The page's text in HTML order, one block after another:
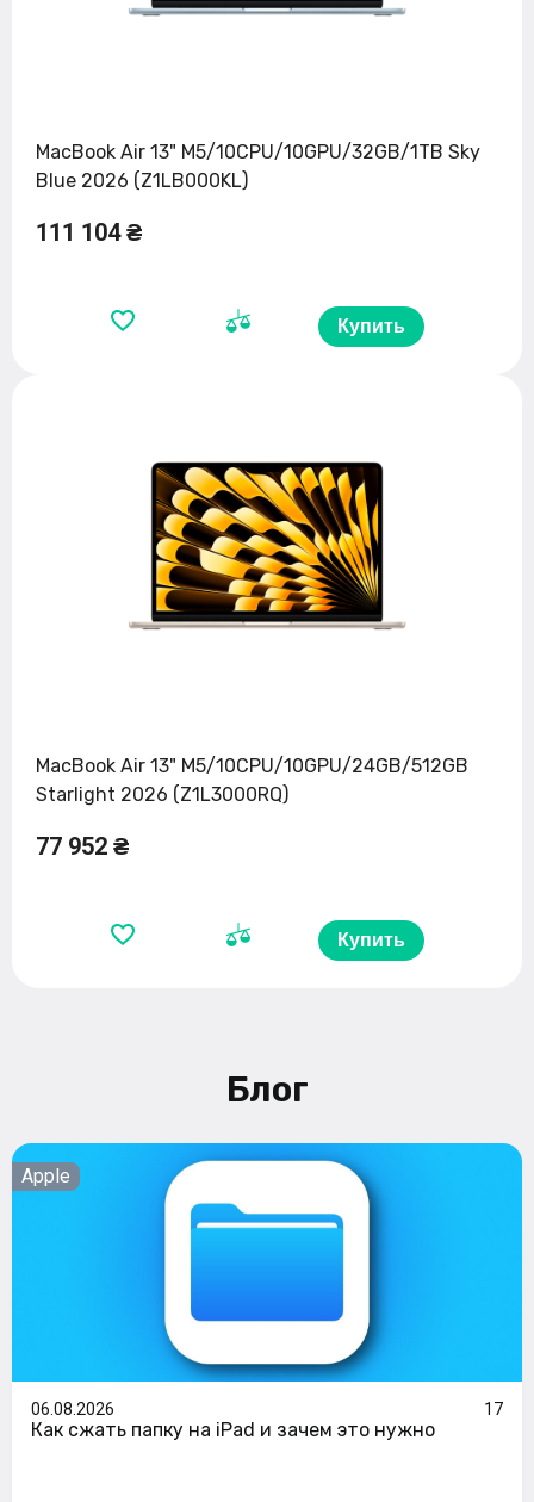
MacBook Air 13" M5/10CPU/10GPU/32GB/1TB Sky
Blue 2026 (Z1LB000KL)
111 104 ₴
Купить
MacBook Air 13" M5/10CPU/10GPU/24GB/512GB
Starlight 2026 (Z1L3000RQ)
77 952 ₴
Купить
Блог
Apple
06.08.2026 17
Как сжать папку на iPad и зачем это нужно